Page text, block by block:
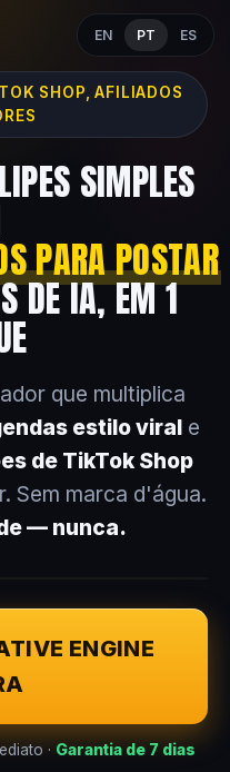
EN PT ES
SHOP, AFILIADOS
SIMPLES
PARA POSTAR
DE IA, EM 1
que multiplica
estilo virale
de TikTok Shop
Sem marca d'água.
— nunca.
ENGINE
· Garantia de 7 dias